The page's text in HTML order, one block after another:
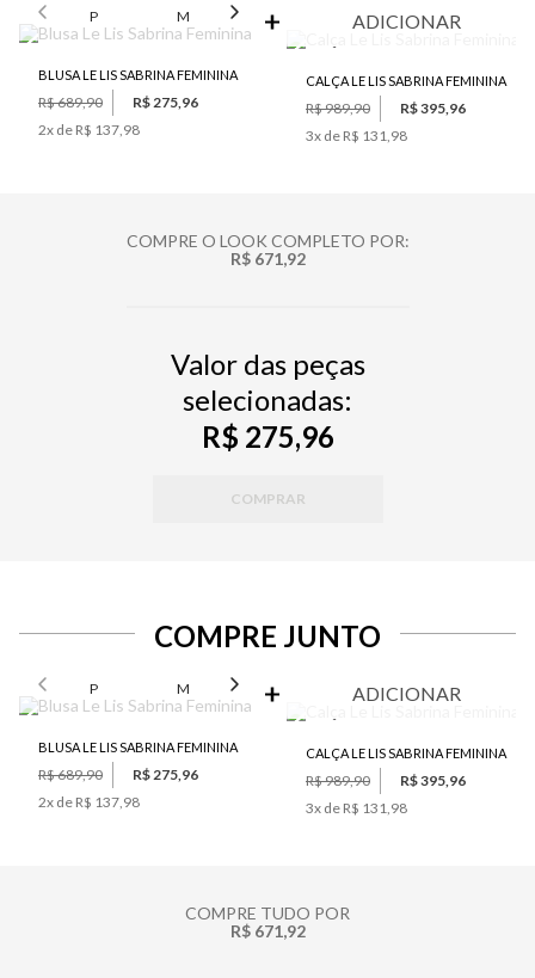
P M G GG
BLUSA LE LIS SABRINA FEMININA
R$ 689,90
R$ 275,96
2x de R$ 137,98
ADICIONAR
CALÇA LE LIS SABRINA FEMININA
R$ 989,90
R$ 395,96
3x de R$ 131,98
COMPRE O LOOK COMPLETO POR:
R$ 671,92
Valor das peças
selecionadas:
R$ 275,96
COMPRAR
COMPRE JUNTO
P M G GG
BLUSA LE LIS SABRINA FEMININA
R$ 689,90
R$ 275,96
2x de R$ 137,98
ADICIONAR
CALÇA LE LIS SABRINA FEMININA
R$ 989,90
R$ 395,96
3x de R$ 131,98
COMPRE TUDO POR
R$ 671,92